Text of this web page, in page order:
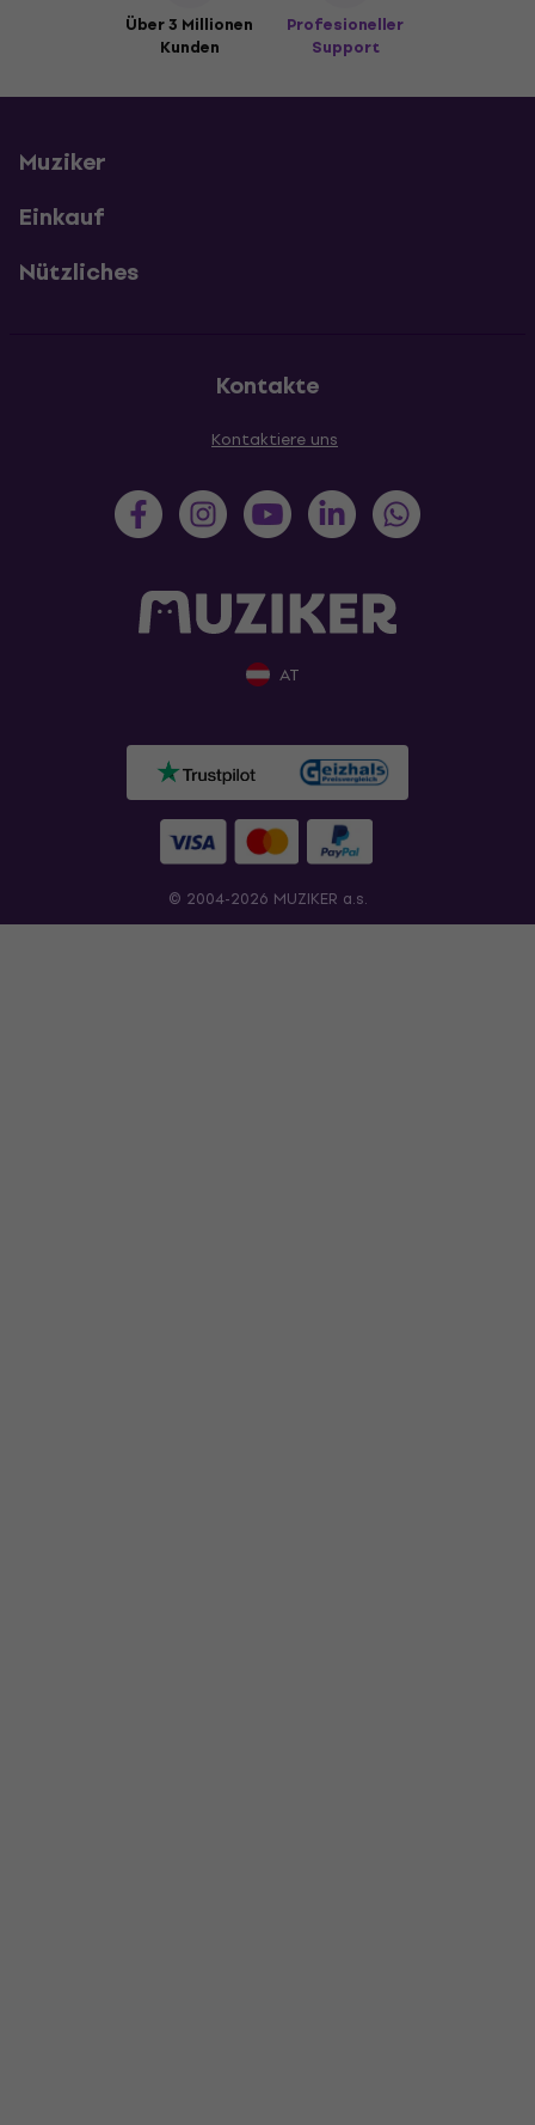
Über 3 Millionen
Kunden
Profesioneller
Support
Muziker
Einkauf
Nützliches
Kontakte
Kontaktiere uns
AT
© 2004-2026 MUZIKER a.s.